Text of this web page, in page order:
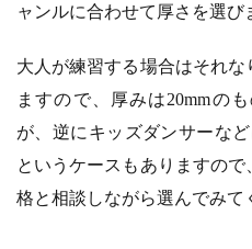
ャンルに合わせて厚さを選び
大人が練習する場合はそれ
ますので、厚みは20mmの
が、逆にキッズダンサーな
というケースもありますの
格と相談しながら選んでみて